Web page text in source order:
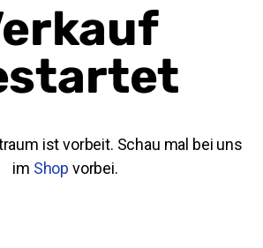
ist vorbeit. Schau mal bei uns
im Shop vorbei.